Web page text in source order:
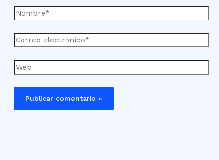
Nombre*
Correo
electrónico*
Web